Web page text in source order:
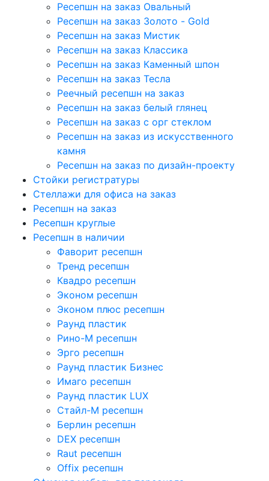
Ресепшн на заказ Овальный
Ресепшн на заказ Золото - Gold
Ресепшн на заказ Мистик
Ресепшн на заказ Классика
Ресепшн на заказ Каменный шпон
Ресепшн на заказ Тесла
Реечный ресепшн на заказ
Ресепшн на заказ белый глянец
Ресепшн на заказ с орг стеклом
Ресепшн на заказ из искусственного
камня
Ресепшн на заказ по дизайн-проекту
Стойки регистратуры
Стеллажи для офиса на заказ
Ресепшн на заказ
Ресепшн круглые
Ресепшн в наличии
Фаворит ресепшн
Тренд ресепшн
Квадро ресепшн
Эконом ресепшн
Эконом плюс ресепшн
Раунд пластик
Рино-М ресепшн
Эрго ресепшн
Раунд пластик Бизнес
Имаго ресепшн
Раунд пластик LUX
Стайл-М ресепшн
Берлин ресепшн
DEX ресепшн
Raut ресепшн
Offix ресепшн